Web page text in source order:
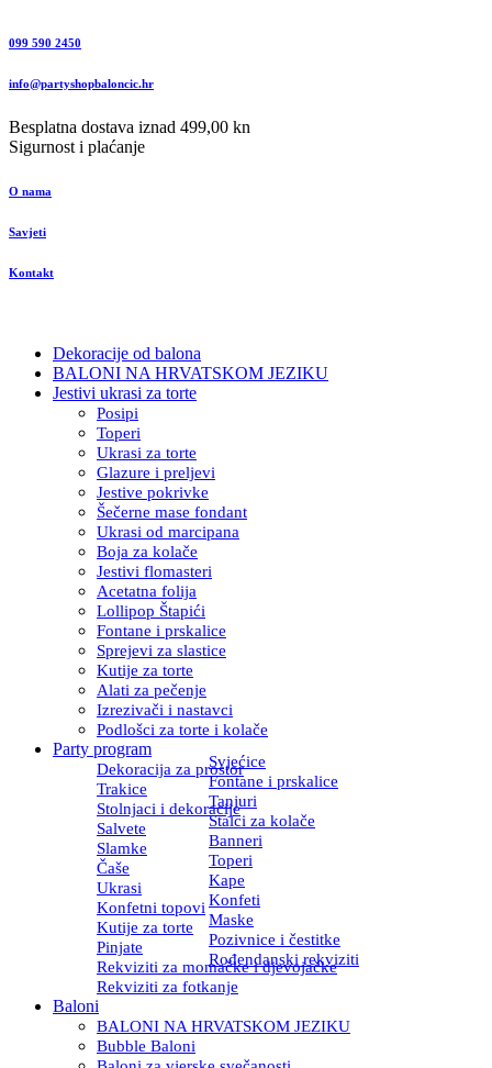
099 590 2450
info@partyshopbaloncic.hr
Besplatna dostava iznad 499,00 kn
Sigurnost i plaćanje
O nama
Savjeti
Kontakt
Dekoracije od balona
BALONI NA HRVATSKOM JEZIKU
Jestivi ukrasi za torte
Posipi
Toperi
Ukrasi za torte
Glazure i preljevi
Jestive pokrivke
Šečerne mase fondant
Ukrasi od marcipana
Boja za kolače
Jestivi flomasteri
Acetatna folija
Lollipop Štapići
Fontane i prskalice
Sprejevi za slastice
Kutije za torte
Alati za pečenje
Izrezivači i nastavci
Podlošci za torte i kolače
Party program
Dekoracija za prostor
Svjećice
Trakice
Fontane i prskalice
Stolnjaci i dekoracije
Tanjuri
Salvete
Stalci za kolače
Slamke
Banneri
Čaše
Toperi
Ukrasi
Kape
Konfetni topovi Konfeti
Kutije za torte
Maske
Pinjate
Pozivnice i čestitke
Rekviziti za momačke i djevojačke
Rođendanski rekviziti
Rekviziti za fotkanje
Baloni
BALONI NA HRVATSKOM JEZIKU
Bubble Baloni